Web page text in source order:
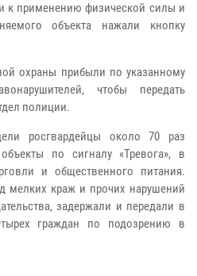
к применению физической силы и
объекта нажали кнопку
охраны прибыли по указанному
чтобы передать
полиции.
росгвардейцы около 70 раз
по сигналу «Тревога», в
и общественного питания.
мелких краж и прочих нарушений
задержали и передали в
граждан по подозрению в